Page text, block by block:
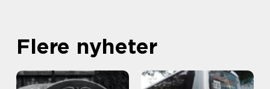
Flere nyheter